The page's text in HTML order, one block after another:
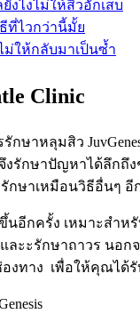
งไงไม่ให้สิวอักเสบ
ที่ไวกว่านี้มั้ย
ม่ให้กลับมาเป็นซ้ำ
Clinic
รักษาหลุมสิว
กษาปัญหาได้ลึกถึง
กษาเหมือนวิธีอื่นๆ อี
อีกครั้ง เหมาะสำห
ละะรักษาถาวร น
งทาง เพื่อให้คุณได้รั